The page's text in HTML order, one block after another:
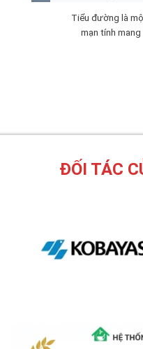
Tiểu đường là
mạn tính mang
ĐỐI TÁC